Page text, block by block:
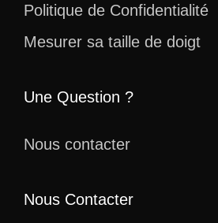
Politique de Confidentialité
Mesurer sa taille de doigt
Une Question ?
Nous contacter
Nous Contacter